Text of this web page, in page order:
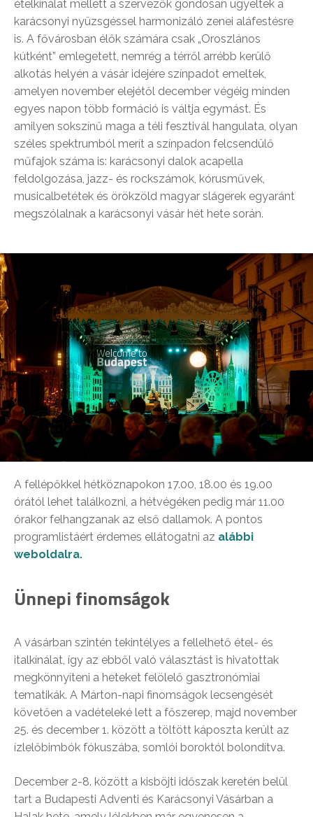
ételkínálat mellett a szervezők gondosan ügyeltek a
karácsonyi nyüzsgéssel harmonizáló zenei aláfestésre
is. A fővárosban élők számára csak „Oroszlános
kútként” emlegetett, nemrég a térről arrébb kerülő
alkotás helyén a vásár idejére színpadot emeltek,
amelyen november elejétől december végéig minden
egyes napon több formáció is váltja egymást. És
amilyen sokszínű maga a téli fesztivál hangulata, olyan
széles spektrumból merít a színpadon felcsendülő
műfajok száma is: karácsonyi dalok acapella
feldolgozása, jazz- és rockszámok, kórusművek,
musicalbetétek és örökzöld magyar slágerek egyaránt
megszólalnak a karácsonyi vásár hét hete során.
A fellépőkkel hétköznapokon 17.00, 18.00 és 19.00
órától lehet találkozni, a hétvégéken pedig már 11.00
órakor felhangzanak az első dallamok. A pontos
programlistáért érdemes ellátogatni az alábbi
weboldalra.
Ünnepi finomságok
A vásárban szintén tekintélyes a fellelhető étel- és
italkínálat, így az ebből való választást is hivatottak
megkönnyíteni a heteket felölelő gasztronómiai
tematikák. A Márton-napi finomságok lecsengését
követően a vadételeké lett a főszerep, majd november
25. és december 1. között a töltött káposzta került az
ízlelőbimbók fókuszába, somlói boroktól bolondítva.
December 2-8. között a kisböjti időszak keretén belül
tart a Budapesti Adventi és Karácsonyi Vásárban a